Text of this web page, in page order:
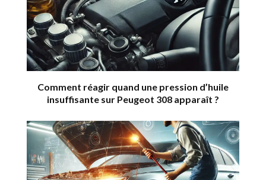
Comment réagir quand une pression d’huile
insuffisante sur Peugeot 308 apparaît ?